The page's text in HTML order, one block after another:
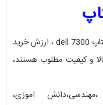
با در نظر گرفتن قیمت رقابتی و امکانات برتر لپتاپ dell 7300 ، ارزش خرید
و کیفیت مطلوب هستند،
اموزی،